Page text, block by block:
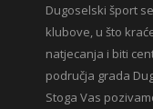
Dugoselski šport
klubove, u što
natjecanja i biti
područja grada
Stoga Vas